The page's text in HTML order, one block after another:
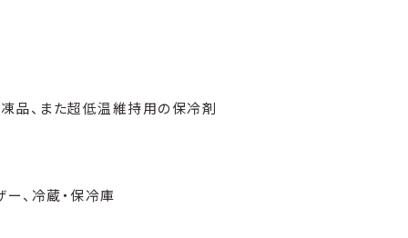
品、また超低温維持用の保冷剤
、冷蔵・保冷庫